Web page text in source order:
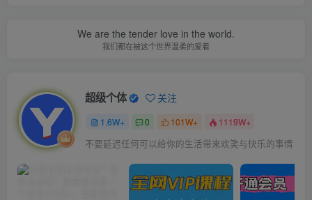
We are the tender love in the world.
我们都在被这个世界温柔的爱着
超级个体 关注
1.6W+ 0 101W+ 1119W+
不要延迟任何可以给你的生活带来欢笑与快乐的事情